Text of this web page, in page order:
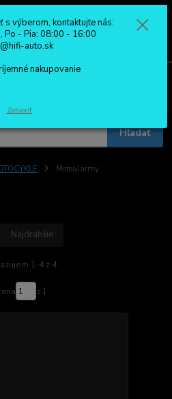
Hľadať
Motoalarmy
Najdrahšie
1-4 z 4
z 1
výberom, kontaktujte nás:
Po - Pia: 08:00 - 16:00
auto.sk
nakupovanie
Zatvoriť